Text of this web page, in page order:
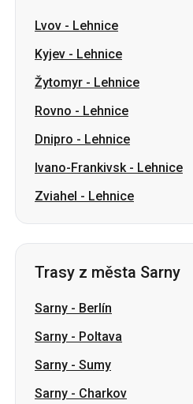
Lvov - Lehnice
Kyjev - Lehnice
Žytomyr - Lehnice
Rovno - Lehnice
Dnipro - Lehnice
Ivano-Frankivsk- Lehnice
Zviahel - Lehnice
Trasy z města Sarny
Sarny - Berlín
Sarny - Poltava
Sarny - Sumy
Sarny - Charkov